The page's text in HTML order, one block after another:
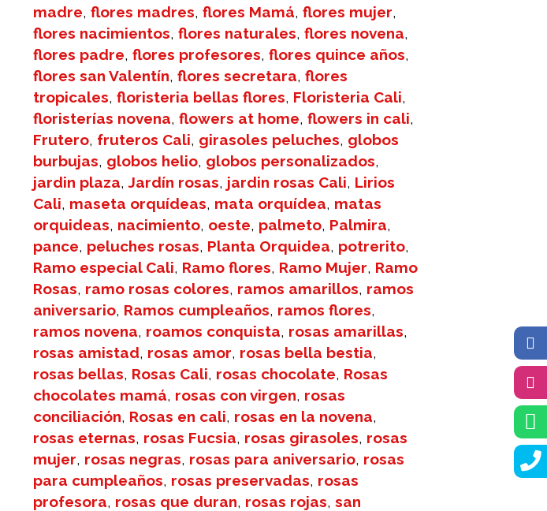
madre,flores madres,flores Mamá,flores mujer,
flores nacimientos,flores naturales,flores novena,
flores padre,flores profesores,flores quince años,
flores san Valentín,flores secretara,flores
tropicales,floristeria bellas flores, Floristeria Cali,
floristerías novena,flowers at home,flowers in cali,
Frutero, fruteros Cali, girasoles peluches, globos
burbujas, globos helio, globos personalizados,
jardin plaza,Jardín rosas, jardin rosas Cali, Lirios
Cali, maseta orquídeas, mata orquídea, matas
orquideas, nacimiento, oeste, palmeto, Palmira,
pance, peluches rosas, Planta Orquidea, potrerito,
Ramo especial Cali, Ramo flores, Ramo Mujer, Ramo
Rosas, ramo rosas colores, ramos amarillos, ramos
aniversario, Ramos cumpleaños, ramos flores,
ramos novena, roamos conquista, rosas amarillas,
rosas amistad, rosas amor, rosas bella bestia,
rosas bellas, Rosas Cali, rosas chocolate, Rosas
chocolates mamá, rosas con virgen, rosas
conciliación, Rosas en cali, rosas en la novena,
rosas eternas, rosas Fucsia, rosas girasoles, rosas
mujer, rosas negras, rosas para aniversario, rosas
para cumpleaños, rosas preservadas, rosas
profesora, rosas que duran, rosas rojas,san